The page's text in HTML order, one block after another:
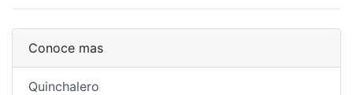
Conoce mas
Quinchalero